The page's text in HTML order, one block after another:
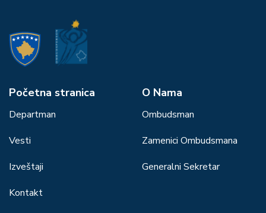
Početna stranica
Departman
Vesti
Izveštaji
Kontakt
О Nama
Ombudsman
Zamenici Ombudsmana
Generalni Sekretar